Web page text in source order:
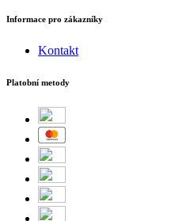
Informace pro zákazníky
Kontakt
Platobní metody